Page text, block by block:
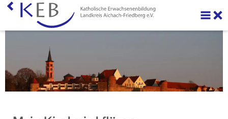
Ihre Förderung beantragen
Veranstaltungen